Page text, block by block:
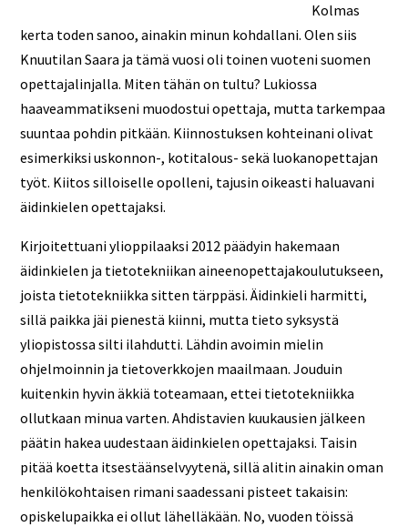
Kolmas
kerta toden sanoo, ainakin minun kohdallani. Olen siis
Knuutilan Saara ja tämä vuosi oli toinen vuoteni suomen
opettajalinjalla. Miten tähän on tultu? Lukiossa
haaveammatikseni muodostui opettaja, mutta tarkempaa
suuntaa pohdin pitkään. Kiinnostuksen kohteinani olivat
esimerkiksi uskonnon-, kotitalous- sekä luokanopettajan
työt. Kiitos silloiselle opolleni, tajusin oikeasti haluavani
äidinkielen opettajaksi.
Kirjoitettuani ylioppilaaksi 2012 päädyin hakemaan
äidinkielen ja tietotekniikan aineenopettajakoulutukseen,
joista tietotekniikka sitten tärppäsi. Äidinkieli harmitti,
sillä paikka jäi pienestä kiinni, mutta tieto syksystä
yliopistossa silti ilahdutti. Lähdin avoimin mielin
ohjelmoinnin ja tietoverkkojen maailmaan. Jouduin
kuitenkin hyvin äkkiä toteamaan, ettei tietotekniikka
ollutkaan minua varten. Ahdistavien kuukausien jälkeen
päätin hakea uudestaan äidinkielen opettajaksi. Taisin
pitää koetta itsestäänselvyytenä, sillä alitin ainakin oman
henkilökohtaisen rimani saadessani pisteet takaisin:
opiskelupaikka ei ollut lähelläkään. No, vuoden töissä